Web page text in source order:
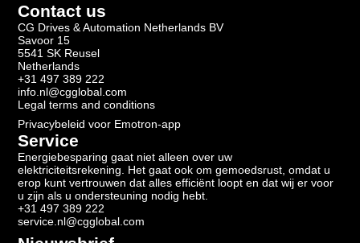
Contact us
CG Drives & Automation Netherlands BV
Savoor 15
5541 SK Reusel
Netherlands
+31 497 389 222
info.nl@cgglobal.com
Legal terms and conditions
Privacybeleid voor Emotron-app
Service
Energiebesparing gaat niet alleen over uw
elektriciteitsrekening. Het gaat ook om gemoedsrust, omdat u
erop kunt vertrouwen dat alles efficiënt loopt en dat wij er voor
u zijn als u ondersteuning nodig hebt.
+31 497 389 222
service.nl@cgglobal.com